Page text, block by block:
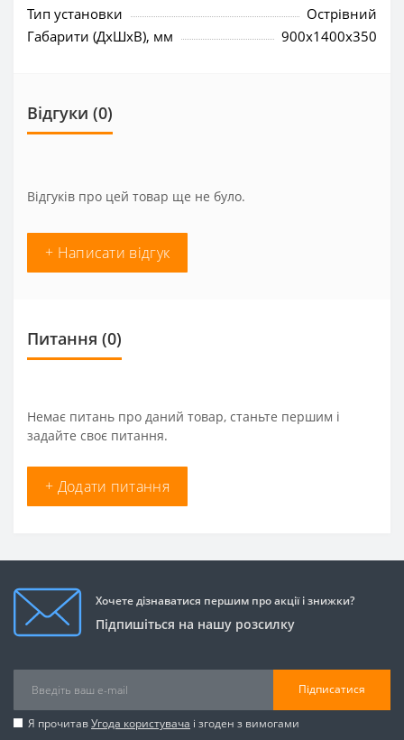
Тип установки
Острівний
Габарити (ДхШхВ), мм
900x1400x350
Відгуки (0)
Відгуків про цей товар ще не було.
+ Написати відгук
Питання (0)
Немає питань про даний товар, станьте першим і
задайте своє питання.
+ Додати питання
Хочете дізнаватися першим про акції і знижки?
Підпишіться на нашу розсилку
Підписатися
Я прочитавУгода користувача і згоден з вимогами